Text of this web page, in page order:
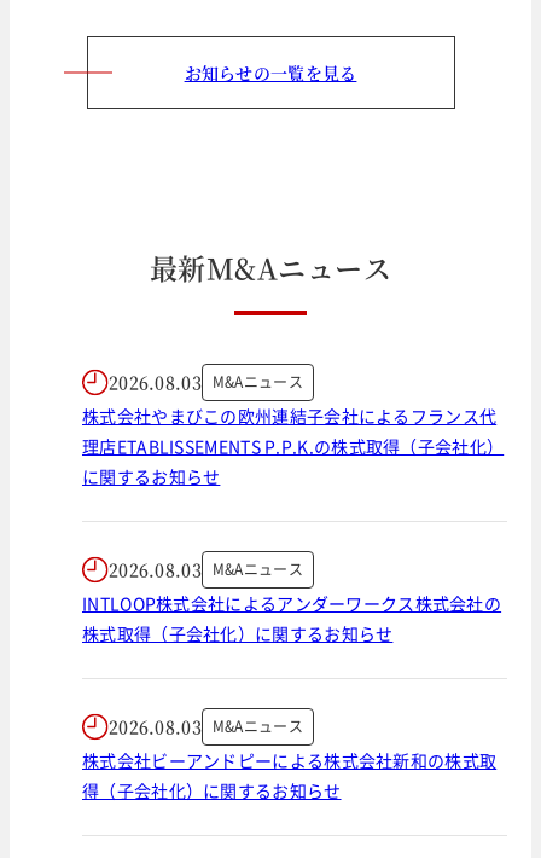
お知らせの一覧を見る
最新M&Aニュース
2026.08.03 M&Aニュース
株式会社やまびこの欧州連結子会社によるフランス代
理店ETABLISSEMENTS P.P.K.の株式取得（子会社化）
に関するお知らせ
2026.08.03 M&Aニュース
INTLOOP株式会社によるアンダーワークス株式会社の
株式取得（子会社化）に関するお知らせ
2026.08.03 M&Aニュース
株式会社ビーアンドピーによる株式会社新和の株式取
得（子会社化）に関するお知らせ